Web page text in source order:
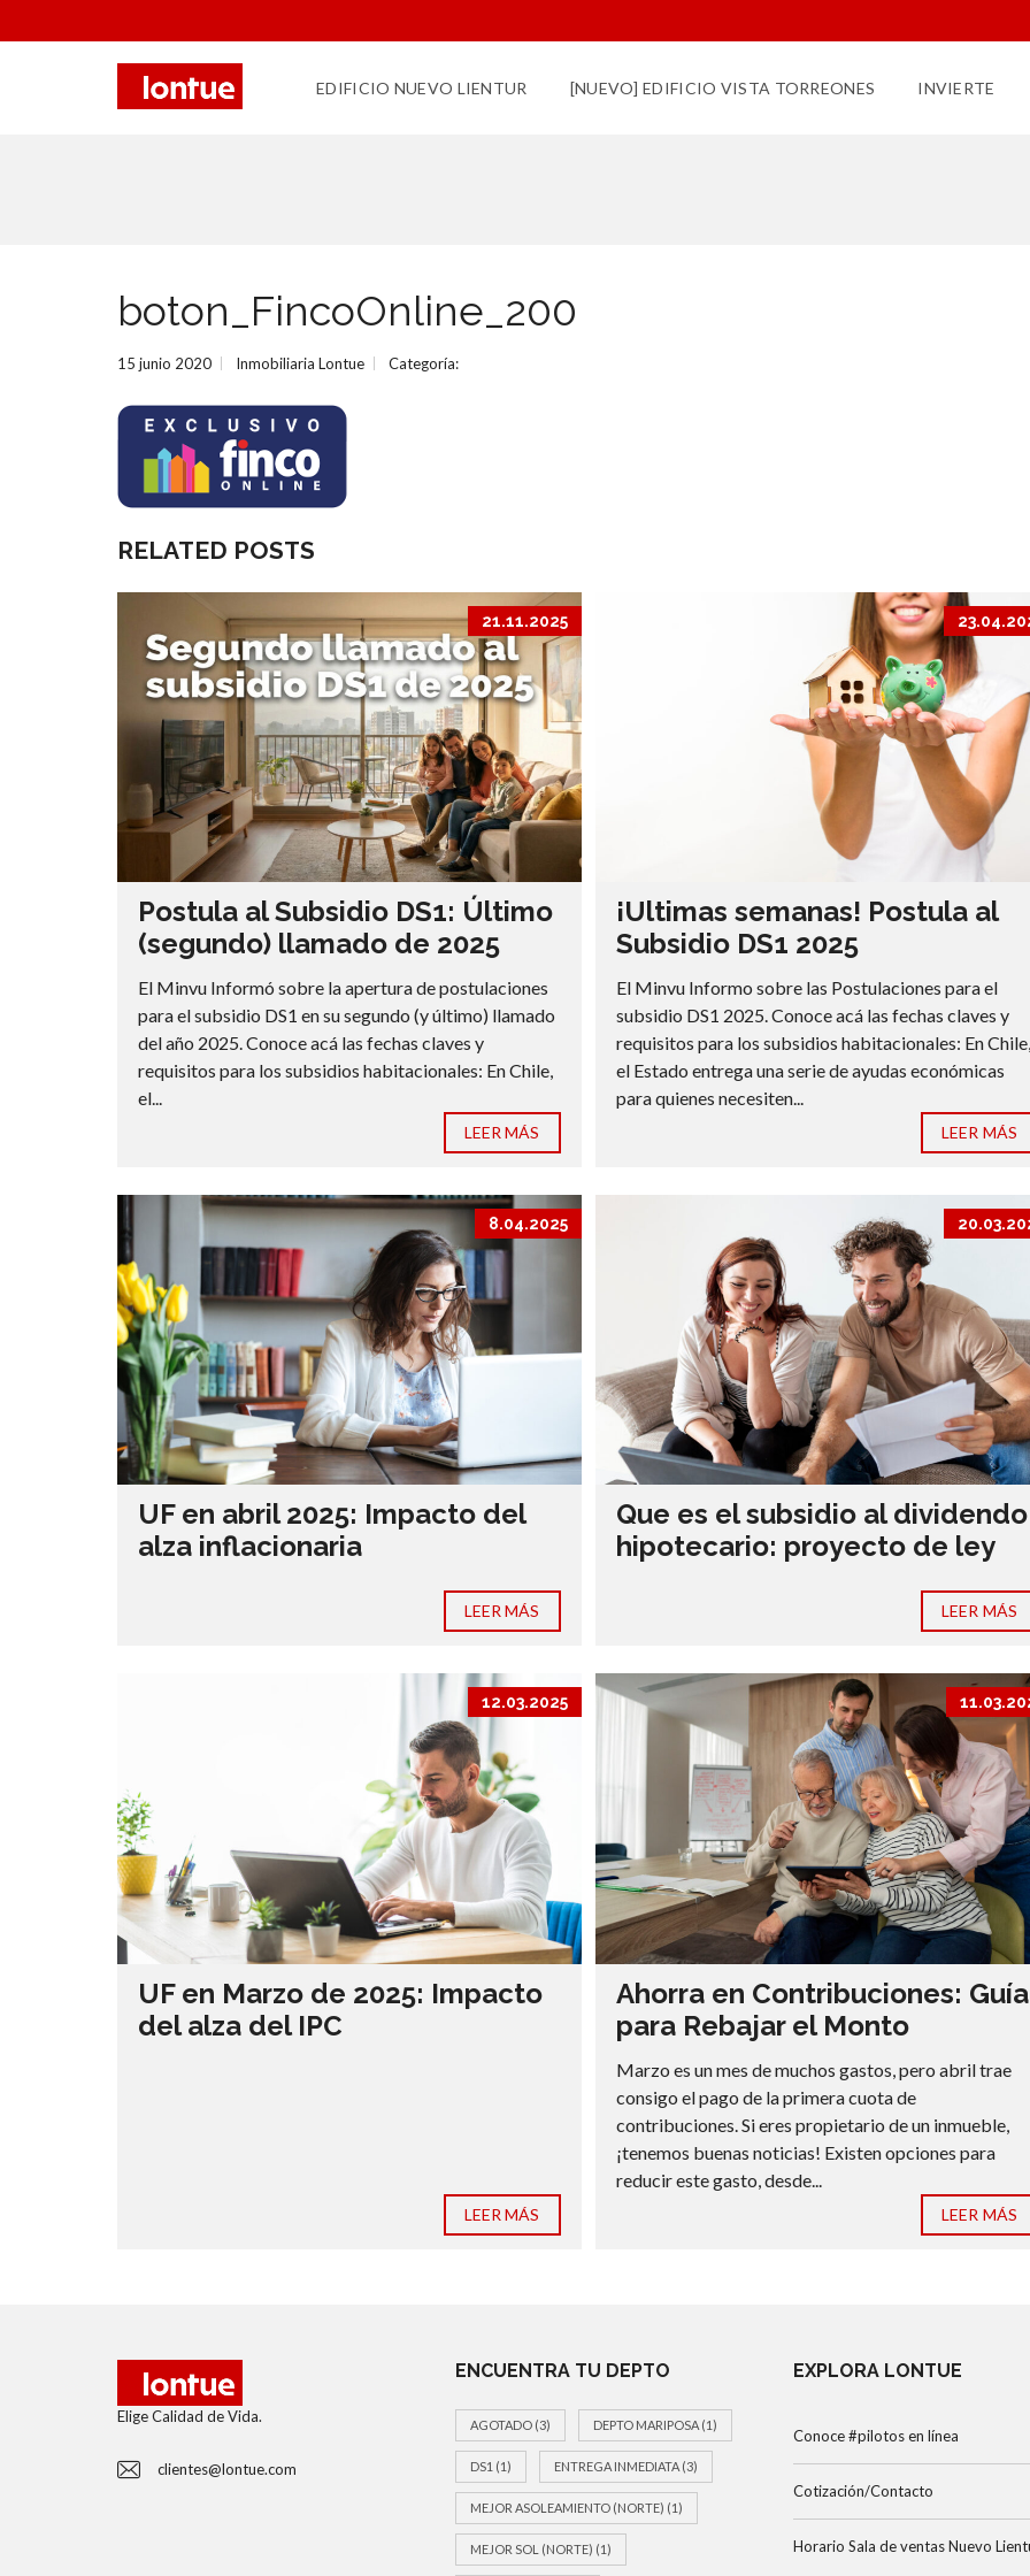
EDIFICIO NUEVO LIENTUR [NUEVO] EDIFICIO VISTA TORREONES INVIERTE
boton_FincoOnline_200
15 junio 2020 Inmobiliaria Lontue Categoría:
RELATED POSTS
21.11.2025
Postula al Subsidio DS1: Último
(segundo) llamado de 2025
El Minvu Informó sobre la apertura de postulaciones
para el subsidio DS1 en su segundo (y último) llamado
del año 2025. Conoce acá las fechas claves y
requisitos para los subsidios habitacionales: En Chile,
el...
LEER MÁS
¡Ultimas semanas! Postula al
Subsidio DS1 2025
El Minvu Informo sobre las Postulaciones para el
subsidio DS1 2025. Conoce acá las fechas claves y
requisitos para los subsidios habitacionales: En Chile,
el Estado entrega una serie de ayudas económicas
para quienes necesiten...
LEER MÁS
8.04.2025
UF en abril 2025: Impacto del
alza inflacionaria
LEER MÁS
Que es el subsidio al dividendo
hipotecario: proyecto de ley
LEER MÁS
12.03.2025
UF en Marzo de 2025: Impacto
del alza del IPC
LEER MÁS
Ahorra en Contribuciones: Guía
para Rebajar el Monto
Marzo es un mes de muchos gastos, pero abril trae
consigo el pago de la primera cuota de
contribuciones. Si eres propietario de un inmueble,
¡tenemos buenas noticias! Existen opciones para
reducir este gasto, desde...
LEER MÁS
Elige Calidad de Vida.
clientes@lontue.com
ENCUENTRA TU DEPTO
AGOTADO (3) DEPTO MARIPOSA (1)
DS1 (1) ENTREGA INMEDIATA (3)
MEJOR ASOLEAMIENTO (NORTE) (1)
MEJOR SOL (NORTE) (1)
EXPLORA LONTUE
Conoce #pilotos en línea
Cotización/Contacto
Horario Sala de ventas Nuevo